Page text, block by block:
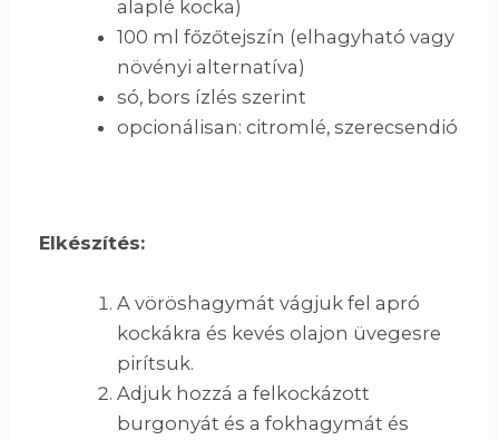
alaplé kocka)
100 ml főzőtejszín (elhagyható vagy
növényi alternatíva)
só, bors ízlés szerint
opcionálisan: citromlé, szerecsendió
Elkészítés:
A vöröshagymát vágjuk fel apró
kockákra és kevés olajon üvegesre
pirítsuk.
Adjuk hozzá a felkockázott
burgonyát és a fokhagymát és